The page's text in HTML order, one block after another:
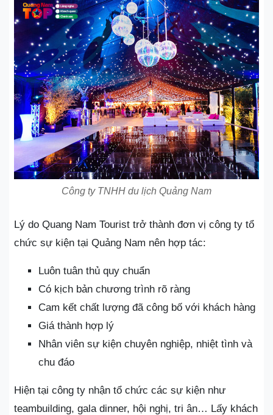
Công ty TNHH du lịch Quảng Nam
Lý do Quang Nam Tourist trở thành đơn vị công ty tổ
chức sự kiện tại Quảng Nam nên hợp tác:
Luôn tuân thủ quy chuẩn
Có kịch bản chương trình rõ ràng
Cam kết chất lượng đã công bố với khách hàng
Giá thành hợp lý
Nhân viên sự kiện chuyên nghiệp, nhiệt tình và
chu đáo
Hiện tại công ty nhận tổ chức các sự kiện như
teambuilding, gala dinner, hội nghị, tri ân… Lấy khách